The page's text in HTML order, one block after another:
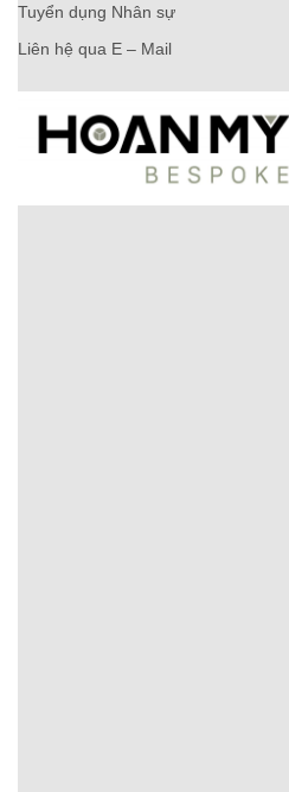
Tuyển dụng Nhân sự
Liên hệ qua E – Mail